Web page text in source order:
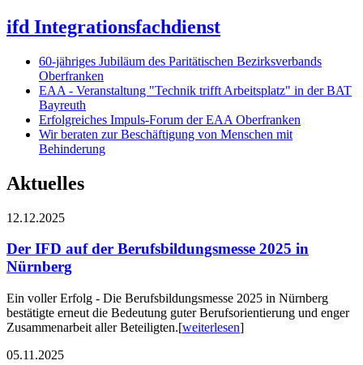
ifd Integrationsfachdienst
60-jähriges Jubiläum des Paritätischen Bezirksverbands
Oberfranken
EAA - Veranstaltung "Technik trifft Arbeitsplatz" in der BAT
Bayreuth
Erfolgreiches Impuls-Forum der EAA Oberfranken
Wir beraten zur Beschäftigung von Menschen mit
Behinderung
Aktuelles
12.12.2025
Der IFD auf der Berufsbildungsmesse 2025 in
Nürnberg
Ein voller Erfolg - Die Berufsbildungsmesse 2025 in Nürnberg
bestätigte erneut die Bedeutung guter Berufsorientierung und enger
Zusammenarbeit aller Beteiligten.[weiterlesen]
05.11.2025